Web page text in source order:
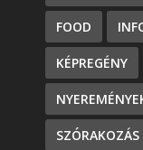
FOOD
KÉPREGÉNY
SZÓRAKOZÁS